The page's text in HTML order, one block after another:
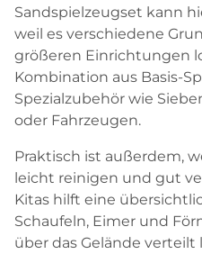
Sandspielzeugset kann
weil es verschiedene
größeren Einrichtungen
Kombination aus Basis-
Spezialzubehör wie
oder Fahrzeugen.
Praktisch ist außerdem,
leicht reinigen und gut
Kitas hilft eine
Schaufeln, Eimer und
über das Gelände